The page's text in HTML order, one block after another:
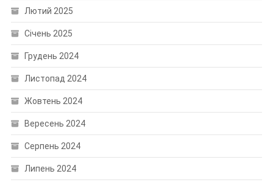
Лютий 2025
Січень 2025
Грудень 2024
Листопад 2024
Жовтень 2024
Вересень 2024
Серпень 2024
Липень 2024